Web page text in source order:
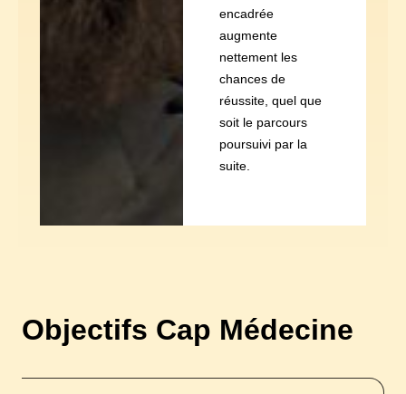
encadrée
augmente
nettement les
chances de
réussite, quel que
soit le parcours
poursuivi par la
suite.
Objectifs Cap Médecine